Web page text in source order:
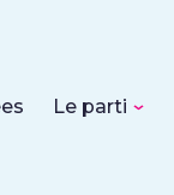
Le parti